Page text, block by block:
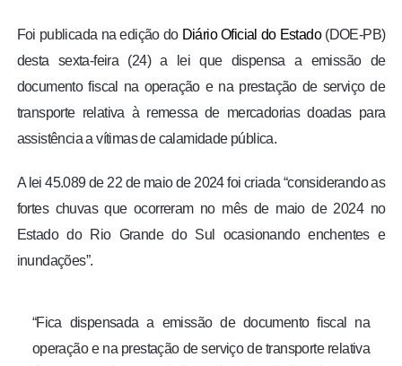
Foi publicada na edição do Diário Oficial do Estado(DOE-PB)
desta sexta-feira (24) a lei que dispensa a emissão de
documento fiscal na operação e na prestação de serviço de
transporte relativa à remessa de mercadorias doadas para
assistência a vítimas de calamidade pública.
A lei 45.089 de 22 de maio de 2024 foi criada “considerando as
fortes chuvas que ocorreram no mês de maio de 2024 no
Estado do Rio Grande do Sul ocasionando enchentes e
inundações”.
“Fica dispensada a emissão de documento fiscal na
operação e na prestação de serviço de transporte relativa